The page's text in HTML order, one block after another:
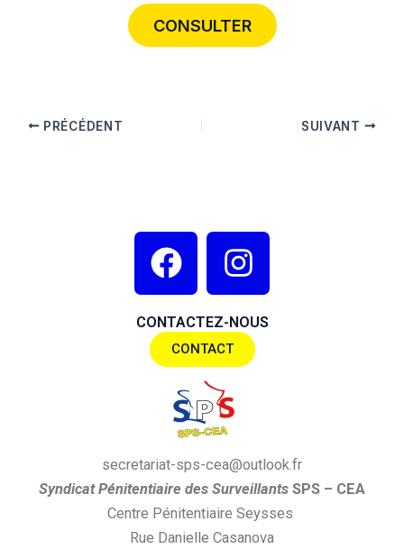
CONSULTER
PRÉCÉDENT SUIVANT
F
a
c
e
b
o
o
k
I
n
s
t
a
a
m
CONTACTEZ-NOUS
CONTACT
secretariat-sps-cea@outlook.fr
SyndicatPénitentiaire des Surveillants SPS – CEA
Centre Pénitentiaire Seysses
Rue Danielle Casanova